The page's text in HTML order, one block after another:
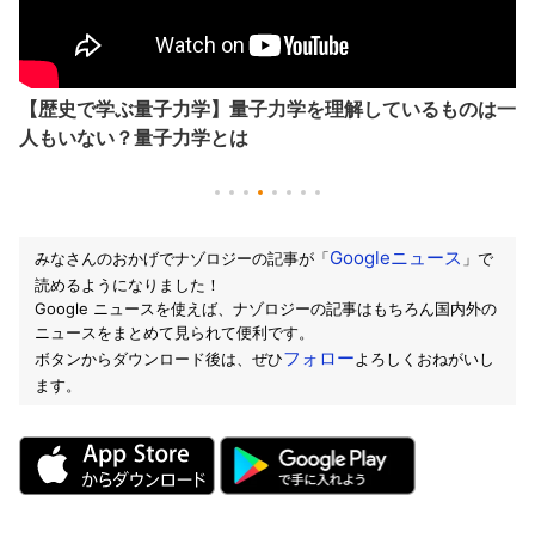
【歴史で学ぶ量子力学】量子力学を理解しているものは一
人もいない？量子力学とは
みなさんのおかげでナゾロジーの記事が「Googleニュース 」で
読めるようになりました！
Google ニュースを使えば、ナゾロジーの記事はもちろん国内外の
ニュースをまとめて見られて便利です。
ボタンからダウンロード後は、ぜひフォローよろしくおねがいし
ます。